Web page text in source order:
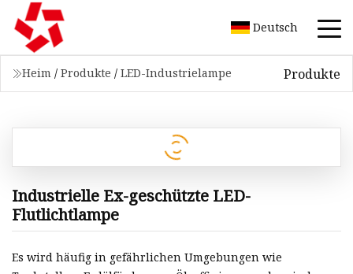
Deutsch
Heim / Produkte / LED-Industrielampe Produkte
Industrielle Ex-geschützte LED-
Flutlichtlampe
Es wird häufig in gefährlichen Umgebungen wie